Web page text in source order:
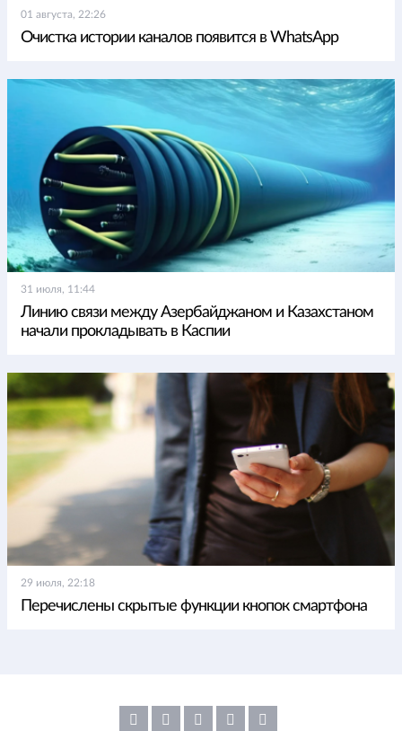
01 августа, 22:26
Очистка истории каналов появится в WhatsApp
31 июля, 11:44
Линию связи между Азербайджаном и Казахстаном
начали прокладывать в Каспии
29 июля, 22:18
Перечислены скрытые функции кнопок смартфона